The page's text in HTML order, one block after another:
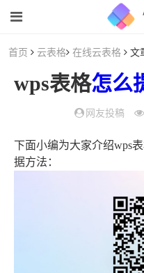
首页 云表格 在线云表格 文
wps表格怎么
网友投稿
下面小编为大家介绍wps
据方法：